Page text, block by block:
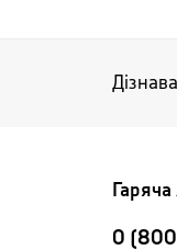
Гаряча
0